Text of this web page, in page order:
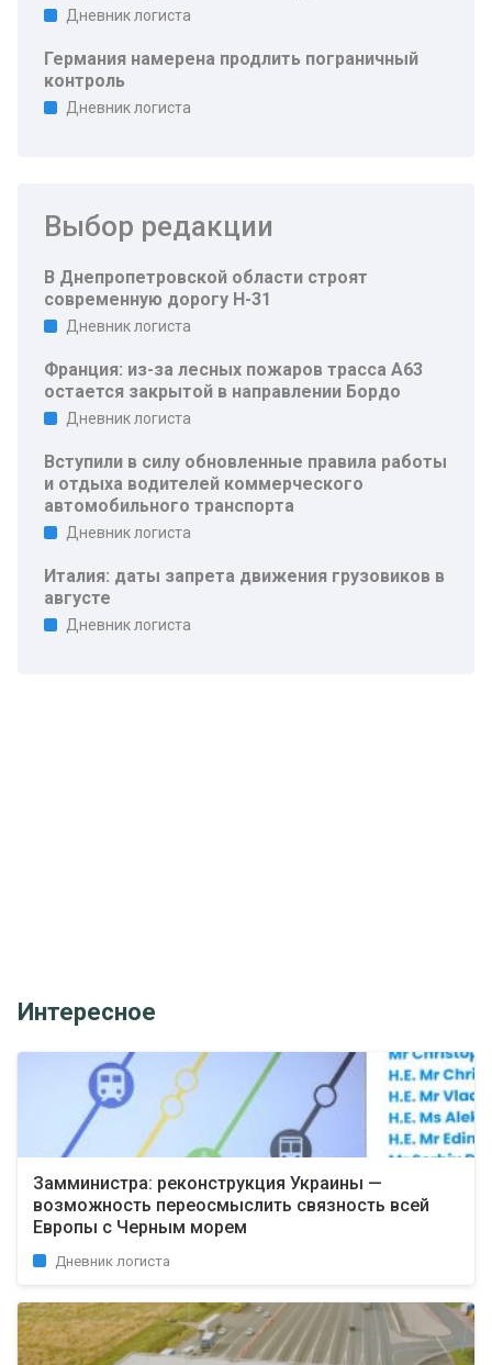
Дневник логиста
Германия намерена продлить пограничный
контроль
Дневник логиста
Выбор редакции
В Днепропетровской области строят
современную дорогу Н-31
Дневник логиста
Франция: из-за лесных пожаров трасса A63
остается закрытой в направлении Бордо
Дневник логиста
Вступили в силу обновленные правила работы
и отдыха водителей коммерческого
автомобильного транспорта
Дневник логиста
Италия: даты запрета движения грузовиков в
августе
Дневник логиста
Интересное
Замминистра: реконструкция Украины —
возможность переосмыслить связность всей
Европы с Черным морем
Дневник логиста